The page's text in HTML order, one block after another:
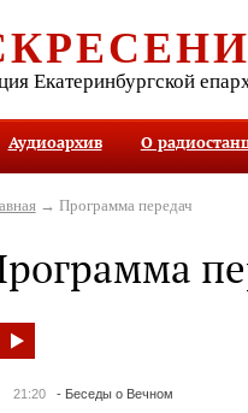
Екатеринбургской
Аудиоархив О
→ Программа передач
21:20 - Беседы о Вечном